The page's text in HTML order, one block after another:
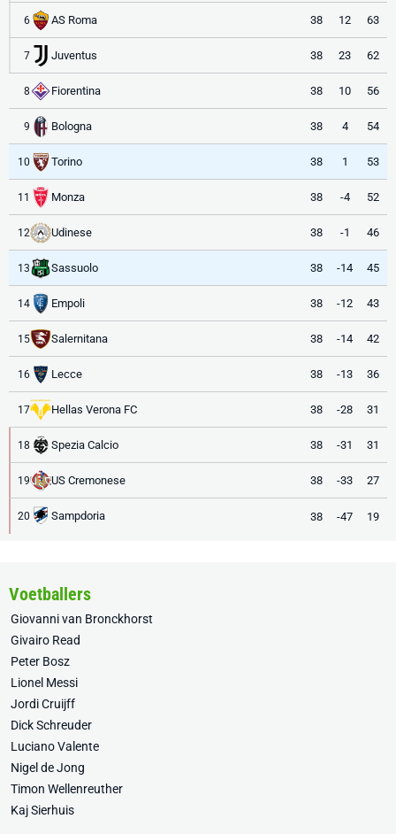
6 AS Roma 38 12 63
7 Juventus 38 23 62
8 Fiorentina 38 10 56
9 Bologna 38 4 54
10 Torino 38 1 53
11 Monza 38 -4 52
12 Udinese 38 -1 46
13 Sassuolo 38 -14 45
14 Empoli 38 -12 43
15 Salernitana 38 -14 42
16 Lecce 38 -13 36
17 Hellas Verona FC 38 -28 31
18 Spezia Calcio 38 -31 31
19 US Cremonese 38 -33 27
20 Sampdoria 38 -47 19
Voetballers
Giovanni van Bronckhorst
Givairo Read
Peter Bosz
Lionel Messi
Jordi Cruijff
Dick Schreuder
Luciano Valente
Nigel de Jong
Timon Wellenreuther
Kaj Sierhuis